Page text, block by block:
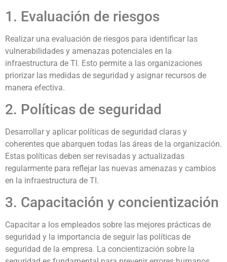
1. Evaluación de riesgos
Realizar una evaluación de riesgos para identificar las
vulnerabilidades y amenazas potenciales en la
infraestructura de TI. Esto permite a las organizaciones
priorizar las medidas de seguridad y asignar recursos de
manera efectiva.
2. Políticas de seguridad
Desarrollar y aplicar políticas de seguridad claras y
coherentes que abarquen todas las áreas de la organización.
Estas políticas deben ser revisadas y actualizadas
regularmente para reflejar las nuevas amenazas y cambios
en la infraestructura de TI.
3. Capacitación y concientización
Capacitar a los empleados sobre las mejores prácticas de
seguridad y la importancia de seguir las políticas de
seguridad de la empresa. La concientización sobre la